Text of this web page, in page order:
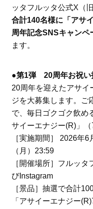
ッタフルッタ公式X（
合計140名様に「アサ
周年記念SNSキャンペ
ます。
●第1弾 20周年お祝い
20周年を迎えたアサイ
ジを大募集します。ご
で、毎日ゴクゴク飲め
サイーエナジー(R)」
［実施期間］ 2026年
（月）23:59
［開催場所］フルッ
びInstagram
［景品］抽選で合計
「アサイーエナジー